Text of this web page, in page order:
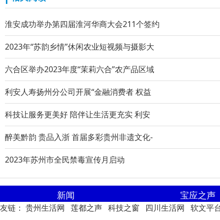
淮安成功举办第四届淮河华商大会211个签约
2023年“苏韵乡情”休闲农业短视频与摄影大
六合区举办2023年度“茉莉六合”农产品区域
利安人寿扬州分公司开展“金融消费者 权益
科技让服务更美好 陪伴让生活更充实 利安
醉美黔韵 贵品入浙 首届多彩贵州非遗文化-
2023年苏州市全民禁毒宣传月启动
新闻 宝应之声
友链： 贵州生活网 莲都之声 科技之窗 四川生活网 软文平